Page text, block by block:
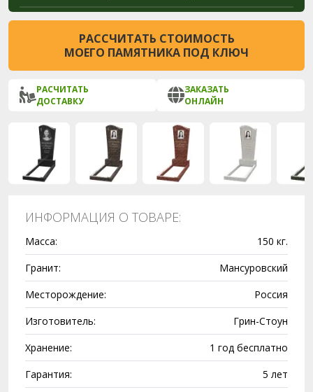
РАССЧИТАТЬ СТОИМОСТЬ
МОЕГО ПАМЯТНИКА ПОД КЛЮЧ
РАСЧИТАТЬ
ДОСТАВКУ
ЗАКАЗАТЬ
ОНЛАЙН
ИНФОРМАЦИЯ О ТОВАРЕ:
Масса:
150 кг.
Гранит:
Мансуровский
Месторождение:
Россия
Изготовитель:
Грин-Стоун
Хранение:
1 год бесплатно
Гарантия:
5 лет